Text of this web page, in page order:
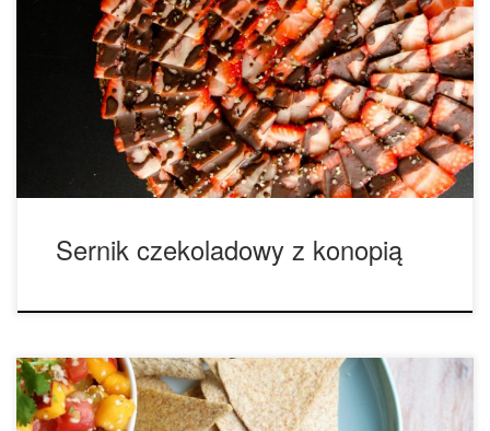
Składniki na spód: • 1 1/2 szklanki orzechów pekan • 1 1/2
szklanki świeżych daktyli • 1/3 szklanki łuskanych nasion
konopi • 3 łyżki surowego kakao Składniki na masę: • 1 1/2
orzechów nerkowca, namoczonych wcześniej w wodzie na
co najmniej 4 godziny • 1 szklanka świeżych daktyli • 1/2 […]
Sernik czekoladowy z konopią